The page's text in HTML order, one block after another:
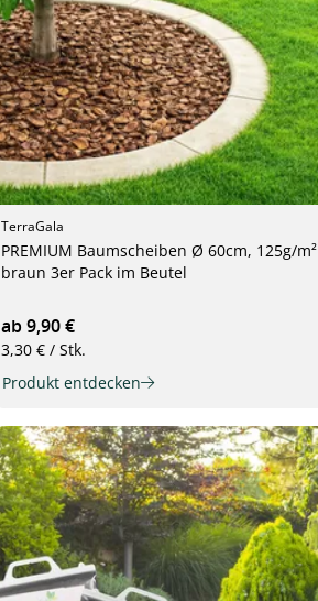
TerraGala
PREMIUM Baumscheiben Ø 60cm, 125g/m²
braun 3er Pack im Beutel
ab 9,90 €
3,30 € / Stk.
Produkt entdecken